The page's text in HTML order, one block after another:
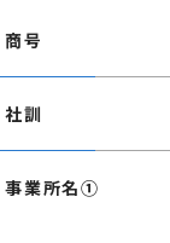
商号
社訓
事業所名①